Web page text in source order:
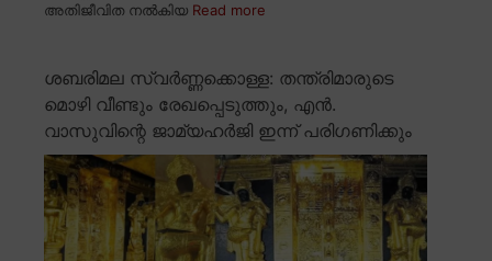
അതിജീവിത നൽകിയ Read more
ശബരിമല സ്വർണ്ണക്കൊള്ള: തന്ത്രിമാരുടെ
മൊഴി വീണ്ടും രേഖപ്പെടുത്തും, എൻ.
വാസുവിന്റെ ജാമ്യഹർജി ഇന്ന് പരിഗണിക്കും